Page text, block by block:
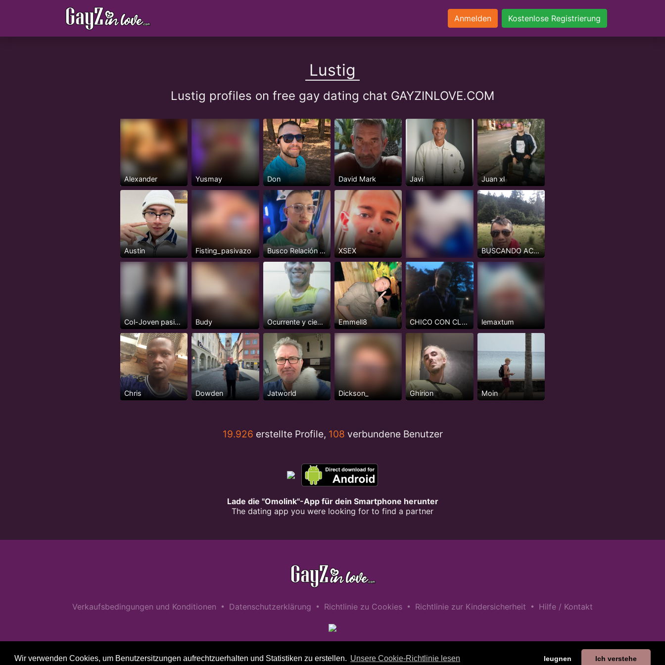
Wir verwenden Cookies, um Benutzersitzungen aufrechtzuerhalten und Statistiken zu erstellen. Unsere Cookie-Richtlinie lesen leugnen Ich verstehe
Anmelden Kostenlose Registrierung
Lustig
Lustig profiles on free gay dating chat GAYZINLOVE.COM
Alexander Yusmay Don David Mark Javi Juan xl
Austin Fisting_pasivazo Busco Relación Seria y Estable XSEX BUSCANDO ACTIVOS O INTER MAS ACTIVO NADA DE PASIVOS
Col-Joven pasivo serio, 24 años Budy Ocurrente y cientifico Emmell8 CHICO CON CLASE lemaxtum
Chris Dowden Jatworld Dickson_ Ghirion Moin
19.926 erstellte Profile, 108 verbundene Benutzer
Lade die "Omolink"-App für dein Smartphone herunter
The dating app you were looking for to find a partner
Verkaufsbedingungen und Konditionen • Datenschutzerklärung • Richtlinie zu Cookies • Richtlinie zur Kindersicherheit • Hilfe / Kontakt